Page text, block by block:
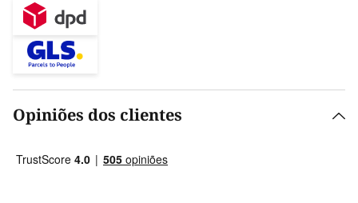
Opiniões dos clientes